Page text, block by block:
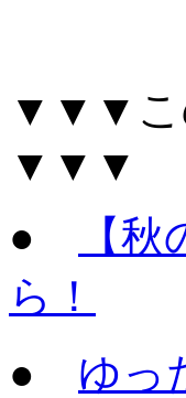
▼▼▼こ
▼▼▼
●
【
ら！
● ゆっ